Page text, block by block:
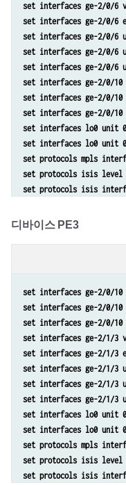
set protocols isis
set protocols ldp
set protocols ldp
set protocols ldp
set protocols l2circuit
set protocols l2circuit
set protocols l2circuit
set routing-options
set interfaces ge-2/0/6
set interfaces ge-2/0/6
set interfaces ge-2/0/6
set interfaces ge-2/0/6
set interfaces ge-2/0/6
set interfaces ge-2/0/
set interfaces ge-2/0/
set interfaces ge-2/0/
set interfaces lo0 unit 0
set interfaces lo0 unit 0
set protocols mpls
set protocols isis level
set protocols isis
set protocols ldp
set routing-instances
set routing-options
디바이스 PE3
set interfaces ge-2/0/
set interfaces ge-2/0/
set interfaces ge-2/0/
set interfaces ge-2/1/3
set interfaces ge-2/1/3
set interfaces ge-2/1/3
set interfaces ge-2/1/3
set interfaces ge-2/1/3
set interfaces lo0 unit 0
set interfaces lo0 unit 0
set protocols mpls
set protocols isis level
set protocols isis